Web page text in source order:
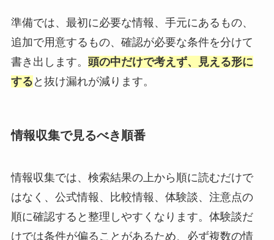
準備では、最初に必要な情報、手元にあるもの、
追加で用意するもの、確認が必要な条件を分けて
書き出します。 頭の中だけで考えず、見える形に
する と抜け漏れが減ります。
情報収集で見るべき順番
情報収集では、検索結果の上から順に読むだけで
はなく、公式情報、比較情報、体験談、注意点の
順に確認すると整理しやすくなります。体験談だ
けでは条件が偏ることがあるため、必ず複数の情